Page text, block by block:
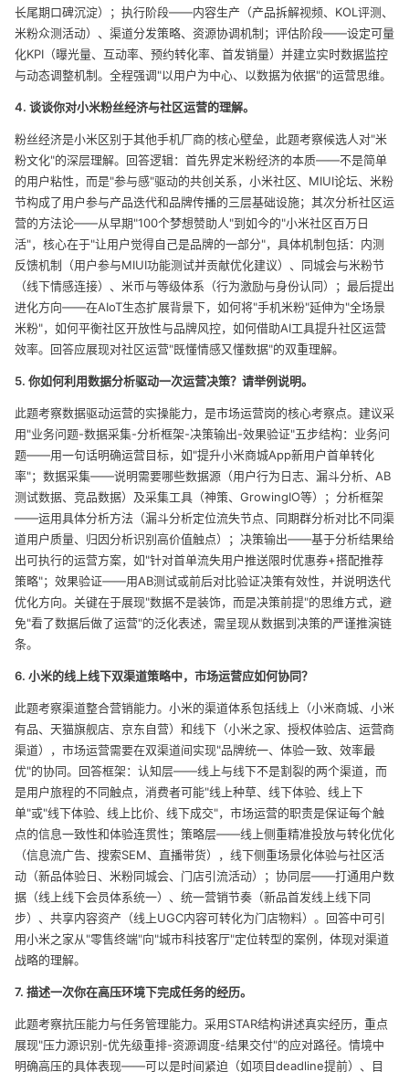
长尾期口碑沉淀）；执行阶段——内容生产（产品拆解视频、KOL评测、
米粉众测活动）、渠道分发策略、资源协调机制；评估阶段——设定可量
化KPI（曝光量、互动率、预约转化率、首发销量）并建立实时数据监控
与动态调整机制。全程强调"以用户为中心、以数据为依据"的运营思维。
4. 谈谈你对小米粉丝经济与社区运营的理解。
粉丝经济是小米区别于其他手机厂商的核心壁垒，此题考察候选人对"米
粉文化"的深层理解。回答逻辑：首先界定米粉经济的本质——不是简单
的用户粘性，而是"参与感"驱动的共创关系，小米社区、MIUI论坛、米粉
节构成了用户参与产品迭代和品牌传播的三层基础设施；其次分析社区运
营的方法论——从早期"100个梦想赞助人"到如今的"小米社区百万日
活"，核心在于"让用户觉得自己是品牌的一部分"，具体机制包括：内测
反馈机制（用户参与MIUI功能测试并贡献优化建议）、同城会与米粉节
（线下情感连接）、米币与等级体系（行为激励与身份认同）；最后提出
进化方向——在AIoT生态扩展背景下，如何将"手机米粉"延伸为"全场景
米粉"，如何平衡社区开放性与品牌风控，如何借助AI工具提升社区运营
效率。回答应展现对社区运营"既懂情感又懂数据"的双重理解。
5. 你如何利用数据分析驱动一次运营决策？请举例说明。
此题考察数据驱动运营的实操能力，是市场运营岗的核心考察点。建议采
用"业务问题-数据采集-分析框架-决策输出-效果验证"五步结构：业务问
题——用一句话明确运营目标，如"提升小米商城App新用户首单转化
率"；数据采集——说明需要哪些数据源（用户行为日志、漏斗分析、AB
测试数据、竞品数据）及采集工具（神策、GrowingIO等）；分析框架
——运用具体分析方法（漏斗分析定位流失节点、同期群分析对比不同渠
道用户质量、归因分析识别高价值触点）；决策输出——基于分析结果给
出可执行的运营方案，如"针对首单流失用户推送限时优惠券+搭配推荐
策略"；效果验证——用AB测试或前后对比验证决策有效性，并说明迭代
优化方向。关键在于展现"数据不是装饰，而是决策前提"的思维方式，避
免"看了数据后做了运营"的泛化表述，需呈现从数据到决策的严谨推演链
条。
6. 小米的线上线下双渠道策略中，市场运营应如何协同？
此题考察渠道整合营销能力。小米的渠道体系包括线上（小米商城、小米
有品、天猫旗舰店、京东自营）和线下（小米之家、授权体验店、运营商
渠道），市场运营需要在双渠道间实现"品牌统一、体验一致、效率最
优"的协同。回答框架：认知层——线上与线下不是割裂的两个渠道，而
是用户旅程的不同触点，消费者可能"线上种草、线下体验、线上下
单"或"线下体验、线上比价、线下成交"，市场运营的职责是保证每个触
点的信息一致性和体验连贯性；策略层——线上侧重精准投放与转化优化
（信息流广告、搜索SEM、直播带货），线下侧重场景化体验与社区活
动（新品体验日、米粉同城会、门店引流活动）；协同层——打通用户数
据（线上线下会员体系统一）、统一营销节奏（新品首发线上线下同
步）、共享内容资产（线上UGC内容可转化为门店物料）。回答中可引
用小米之家从"零售终端"向"城市科技客厅"定位转型的案例，体现对渠道
战略的理解。
7. 描述一次你在高压环境下完成任务的经历。
此题考察抗压能力与任务管理能力。采用STAR结构讲述真实经历，重点
展现"压力源识别-优先级重排-资源调度-结果交付"的应对路径。情境中
明确高压的具体表现——可以是时间紧迫（如项目deadline提前）、目